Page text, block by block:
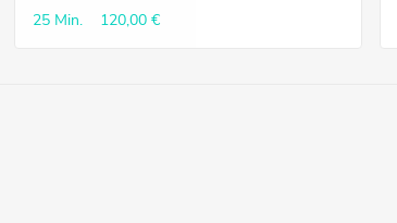
25 Min. 120,00 €